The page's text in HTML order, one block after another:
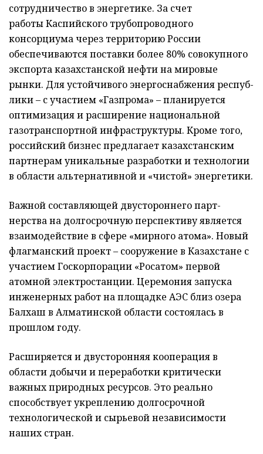
сотрудничество в энергетике. За счет
работы Каспийского трубопроводного
консорциума через территорию России
обеспечиваются поставки более 80% совокупного
экс­порта казахстанской нефти на мировые
рынки. Для устойчивого энергоснабжения респуб­
лики – с участием «Газпрома» – планируется
оптимизация и расширение нацио­нальной
газотранспортной инфраструктуры. Кроме того,
российский бизнес предлагает казахстанским
парт­нерам уникальные разработки и технологии
в области альтернативной и «чистой» энергетики.
Важной составляющей двустороннего парт­
нерства на долгосрочную перспективу является
взаимодействие в сфере «мирного атома». Новый
флагманский проект – сооружение в Казах­стане с
участием Госкорпорации «Росатом» первой
атомной электро­станции. Церемония запуска
инженерных работ на площадке АЭС близ озера
Балхаш в Алматинской области состоялась в
прошлом году.
Расширяется и двусторонняя кооперация в
области добычи и переработки критически
важных природных ресурсов. Это реально
способствует укреплению долгосрочной
технологической и сырьевой независимости
наших стран.